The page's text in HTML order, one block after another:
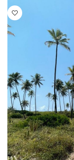
4 horas
5 horas
6
6 horas
7
7 hrs